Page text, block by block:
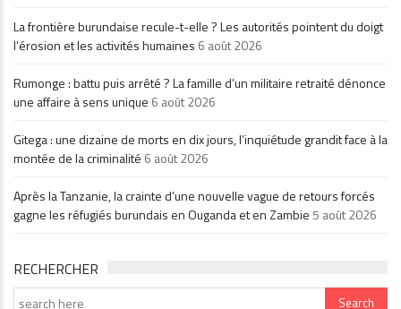
La frontière burundaise recule-t-elle ? Les autorités pointent du doigt
l’érosion et les activités humaines 6 août 2026
Rumonge : battu puis arrêté ? La famille d’un militaire retraité dénonce
une affaire à sens unique 6 août 2026
Gitega : une dizaine de morts en dix jours, l’inquiétude grandit face à la
montée de la criminalité 6 août 2026
Après la Tanzanie, la crainte d’une nouvelle vague de retours forcés
gagne les réfugiés burundais en Ouganda et en Zambie5 août 2026
RECHERCHER